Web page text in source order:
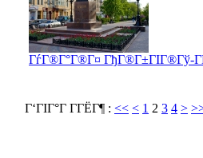
ГѓГ®Г°Г®Г¤ ГђГ®Г±ГІГ®Гў-
Г‘ГІГ°Г Г­ГЁГ¶ : << < 1 2 3 4 >